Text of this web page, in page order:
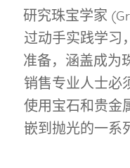
研究珠宝学家
过动手实践学习
准备，涵盖成为
销售专业人士必
使用宝石和贵金
嵌到抛光的一系